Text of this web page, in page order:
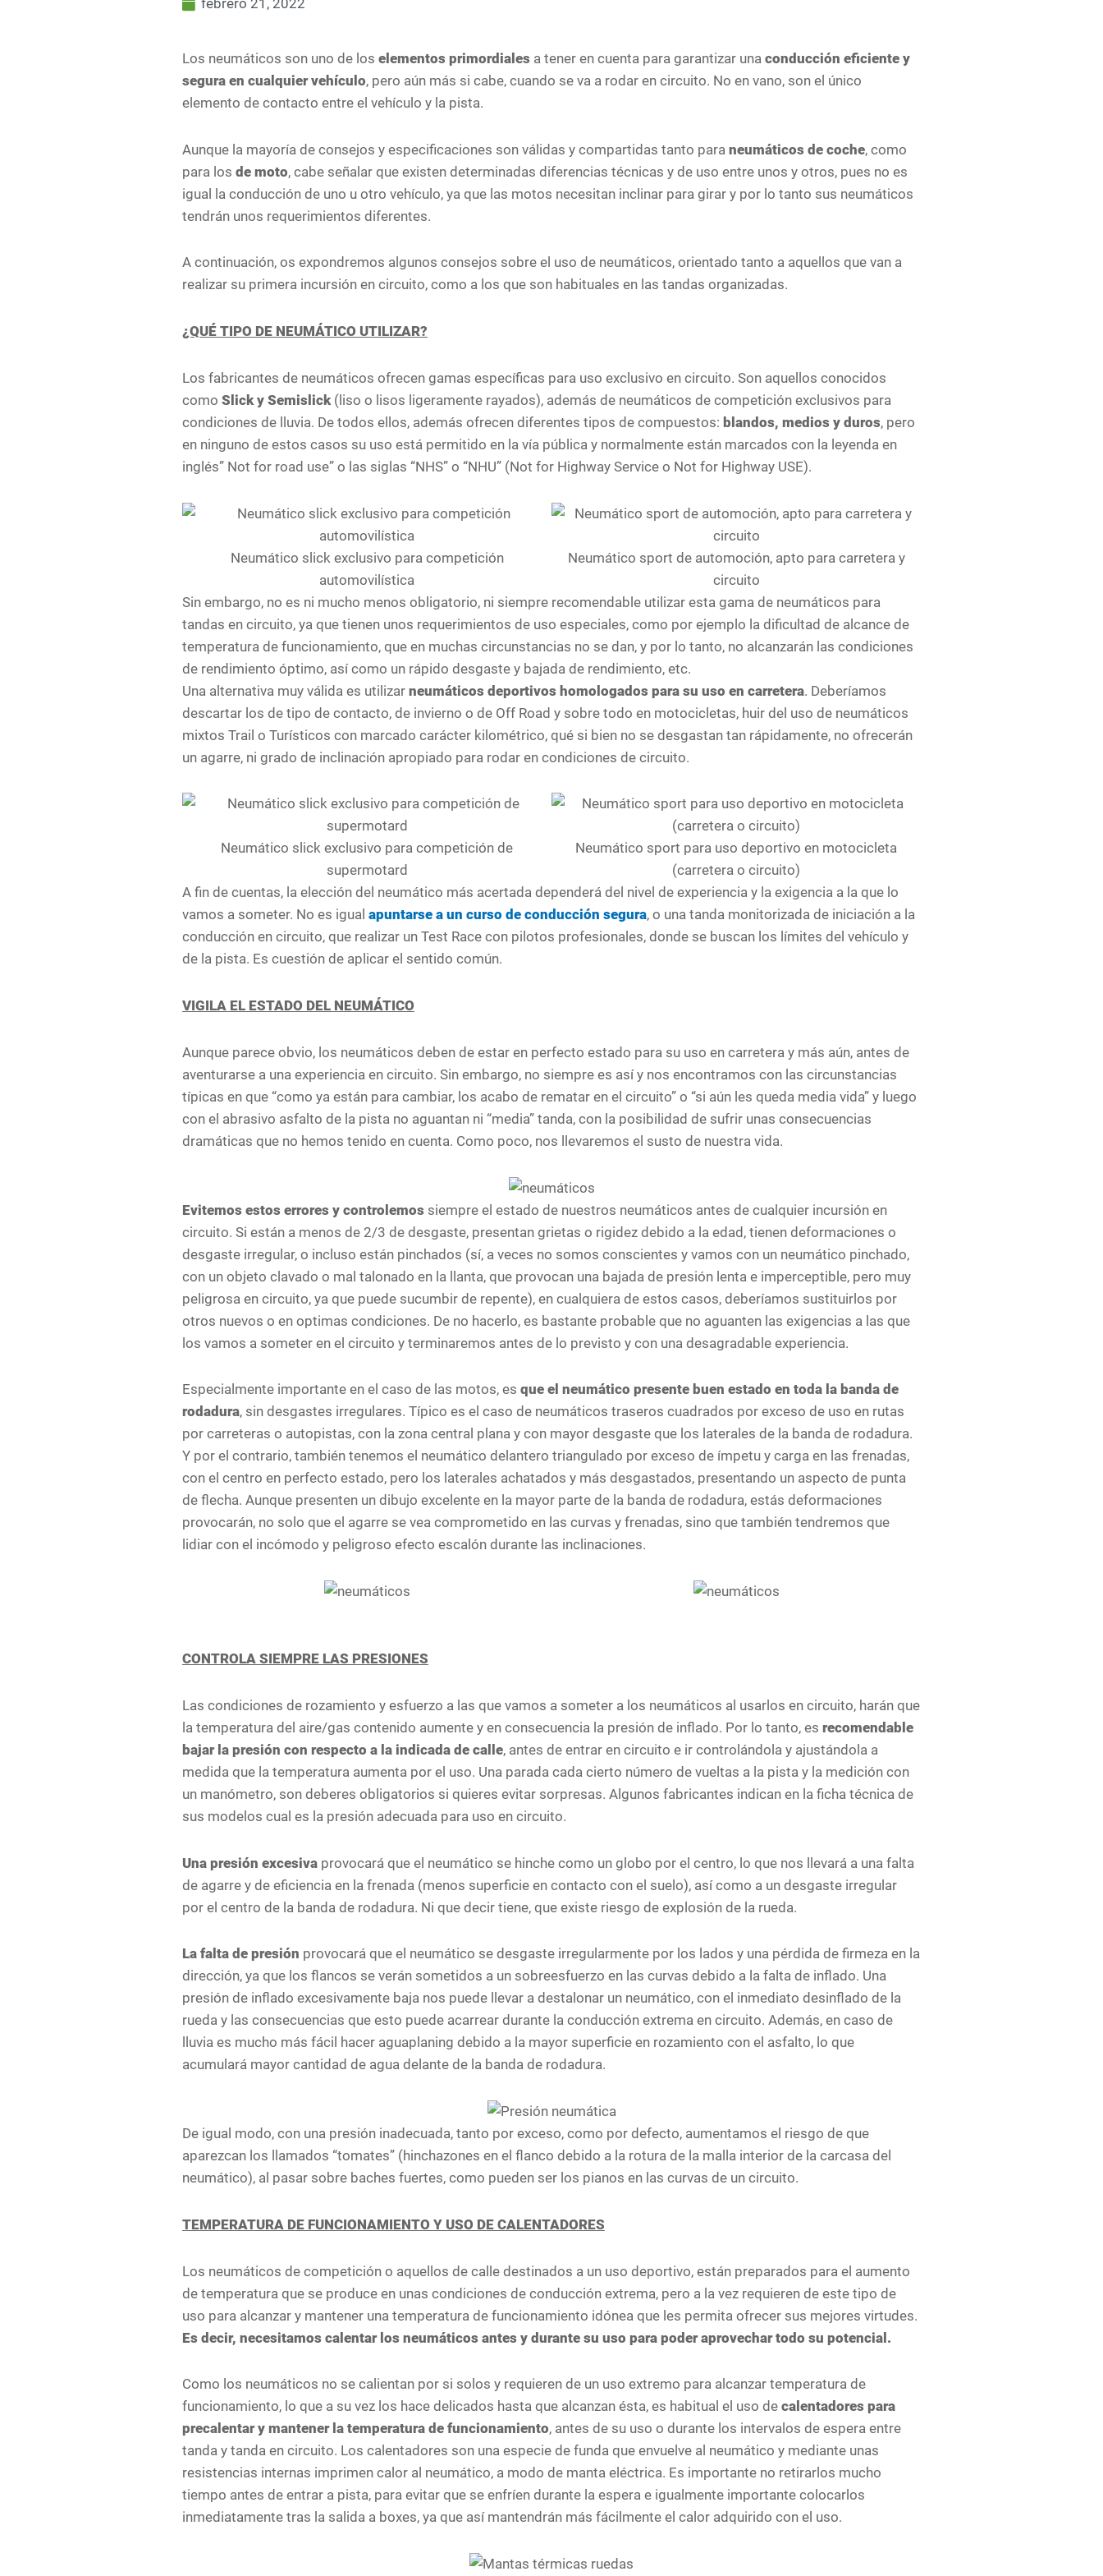
Los neumáticos son uno de los elementos primordiales a tener en cuenta para garantizar una conducción eficiente y
segura en cualquier vehículo, pero aún más si cabe, cuando se va a rodar en circuito. No en vano, son el único
elemento de contacto entre el vehículo y la pista.
Aunque la mayoría de consejos y especificaciones son válidas y compartidas tanto para neumáticos de coche, como
para los de moto, cabe señalar que existen determinadas diferencias técnicas y de uso entre unos y otros, pues no es
igual la conducción de uno u otro vehículo, ya que las motos necesitan inclinar para girar y por lo tanto sus neumáticos
tendrán unos requerimientos diferentes.
A continuación, os expondremos algunos consejos sobre el uso de neumáticos, orientado tanto a aquellos que van a
realizar su primera incursión en circuito, como a los que son habituales en las tandas organizadas.
¿QUÉ TIPO DE NEUMÁTICO UTILIZAR?
Los fabricantes de neumáticos ofrecen gamas específicas para uso exclusivo en circuito. Son aquellos conocidos
como Slick y Semislick (liso o lisos ligeramente rayados), además de neumáticos de competición exclusivos para
condiciones de lluvia. De todos ellos, además ofrecen diferentes tipos de compuestos: blandos, medios y duros, pero
en ninguno de estos casos su uso está permitido en la vía pública y normalmente están marcados con la leyenda en
inglés” Not for road use” o las siglas “NHS” o “NHU” (Not for Highway Service o Not for Highway USE).
Neumático slick exclusivo para competición
automovilística
Neumático sport de automoción, apto para carretera y
circuito
Sin embargo, no es ni mucho menos obligatorio, ni siempre recomendable utilizar esta gama de neumáticos para
tandas en circuito, ya que tienen unos requerimientos de uso especiales, como por ejemplo la dificultad de alcance de
temperatura de funcionamiento, que en muchas circunstancias no se dan, y por lo tanto, no alcanzarán las condiciones
de rendimiento óptimo, así como un rápido desgaste y bajada de rendimiento, etc.
Una alternativa muy válida es utilizar neumáticos deportivos homologados para su uso en carretera. Deberíamos
descartar los de tipo de contacto, de invierno o de Off Road y sobre todo en motocicletas, huir del uso de neumáticos
mixtos Trail o Turísticos con marcado carácter kilométrico, qué si bien no se desgastan tan rápidamente, no ofrecerán
un agarre, ni grado de inclinación apropiado para rodar en condiciones de circuito.
Neumático slick exclusivo para competición de
supermotard
Neumático sport para uso deportivo en motocicleta
(carretera o circuito)
A fin de cuentas, la elección del neumático más acertada dependerá del nivel de experiencia y la exigencia a la que lo
vamos a someter. No es igual apuntarse a un curso de conducción segura, o una tanda monitorizada de iniciación a la
conducción en circuito, que realizar un Test Race con pilotos profesionales, donde se buscan los límites del vehículo y
de la pista. Es cuestión de aplicar el sentido común.
VIGILA EL ESTADO DEL NEUMÁTICO
Aunque parece obvio, los neumáticos deben de estar en perfecto estado para su uso en carretera y más aún, antes de
aventurarse a una experiencia en circuito. Sin embargo, no siempre es así y nos encontramos con las circunstancias
típicas en que “como ya están para cambiar, los acabo de rematar en el circuito” o “si aún les queda media vida” y luego
con el abrasivo asfalto de la pista no aguantan ni “media” tanda, con la posibilidad de sufrir unas consecuencias
dramáticas que no hemos tenido en cuenta. Como poco, nos llevaremos el susto de nuestra vida.
Evitemos estos errores y controlemos siempre el estado de nuestros neumáticos antes de cualquier incursión en
circuito. Si están a menos de 2/3 de desgaste, presentan grietas o rigidez debido a la edad, tienen deformaciones o
desgaste irregular, o incluso están pinchados (sí, a veces no somos conscientes y vamos con un neumático pinchado,
con un objeto clavado o mal talonado en la llanta, que provocan una bajada de presión lenta e imperceptible, pero muy
peligrosa en circuito, ya que puede sucumbir de repente), en cualquiera de estos casos, deberíamos sustituirlos por
otros nuevos o en optimas condiciones. De no hacerlo, es bastante probable que no aguanten las exigencias a las que
los vamos a someter en el circuito y terminaremos antes de lo previsto y con una desagradable experiencia.
Especialmente importante en el caso de las motos, es que el neumático presente buen estado en toda la banda de
rodadura, sin desgastes irregulares. Típico es el caso de neumáticos traseros cuadrados por exceso de uso en rutas
por carreteras o autopistas, con la zona central plana y con mayor desgaste que los laterales de la banda de rodadura.
Y por el contrario, también tenemos el neumático delantero triangulado por exceso de ímpetu y carga en las frenadas,
con el centro en perfecto estado, pero los laterales achatados y más desgastados, presentando un aspecto de punta
de flecha. Aunque presenten un dibujo excelente en la mayor parte de la banda de rodadura, estás deformaciones
provocarán, no solo que el agarre se vea comprometido en las curvas y frenadas, sino que también tendremos que
lidiar con el incómodo y peligroso efecto escalón durante las inclinaciones.
CONTROLA SIEMPRE LAS PRESIONES
Las condiciones de rozamiento y esfuerzo a las que vamos a someter a los neumáticos al usarlos en circuito, harán que
la temperatura del aire/gas contenido aumente y en consecuencia la presión de inflado. Por lo tanto, es recomendable
bajar la presión con respecto a la indicada de calle, antes de entrar en circuito e ir controlándola y ajustándola a
medida que la temperatura aumenta por el uso. Una parada cada cierto número de vueltas a la pista y la medición con
un manómetro, son deberes obligatorios si quieres evitar sorpresas. Algunos fabricantes indican en la ficha técnica de
sus modelos cual es la presión adecuada para uso en circuito.
Una presión excesiva provocará que el neumático se hinche como un globo por el centro, lo que nos llevará a una falta
de agarre y de eficiencia en la frenada (menos superficie en contacto con el suelo), así como a un desgaste irregular
por el centro de la banda de rodadura. Ni que decir tiene, que existe riesgo de explosión de la rueda.
La falta de presión provocará que el neumático se desgaste irregularmente por los lados y una pérdida de firmeza en la
dirección, ya que los flancos se verán sometidos a un sobreesfuerzo en las curvas debido a la falta de inflado. Una
presión de inflado excesivamente baja nos puede llevar a destalonar un neumático, con el inmediato desinflado de la
rueda y las consecuencias que esto puede acarrear durante la conducción extrema en circuito. Además, en caso de
lluvia es mucho más fácil hacer aguaplaning debido a la mayor superficie en rozamiento con el asfalto, lo que
acumulará mayor cantidad de agua delante de la banda de rodadura.
De igual modo, con una presión inadecuada, tanto por exceso, como por defecto, aumentamos el riesgo de que
aparezcan los llamados “tomates” (hinchazones en el flanco debido a la rotura de la malla interior de la carcasa del
neumático), al pasar sobre baches fuertes, como pueden ser los pianos en las curvas de un circuito.
TEMPERATURA DE FUNCIONAMIENTO Y USO DE CALENTADORES
Los neumáticos de competición o aquellos de calle destinados a un uso deportivo, están preparados para el aumento
de temperatura que se produce en unas condiciones de conducción extrema, pero a la vez requieren de este tipo de
uso para alcanzar y mantener una temperatura de funcionamiento idónea que les permita ofrecer sus mejores virtudes.
Es decir, necesitamos calentar los neumáticos antes y durante su uso para poder aprovechar todo su potencial.
Como los neumáticos no se calientan por si solos y requieren de un uso extremo para alcanzar temperatura de
funcionamiento, lo que a su vez los hace delicados hasta que alcanzan ésta, es habitual el uso de calentadores para
precalentar y mantener la temperatura de funcionamiento, antes de su uso o durante los intervalos de espera entre
tanda y tanda en circuito. Los calentadores son una especie de funda que envuelve al neumático y mediante unas
resistencias internas imprimen calor al neumático, a modo de manta eléctrica. Es importante no retirarlos mucho
tiempo antes de entrar a pista, para evitar que se enfríen durante la espera e igualmente importante colocarlos
inmediatamente tras la salida a boxes, ya que así mantendrán más fácilmente el calor adquirido con el uso.